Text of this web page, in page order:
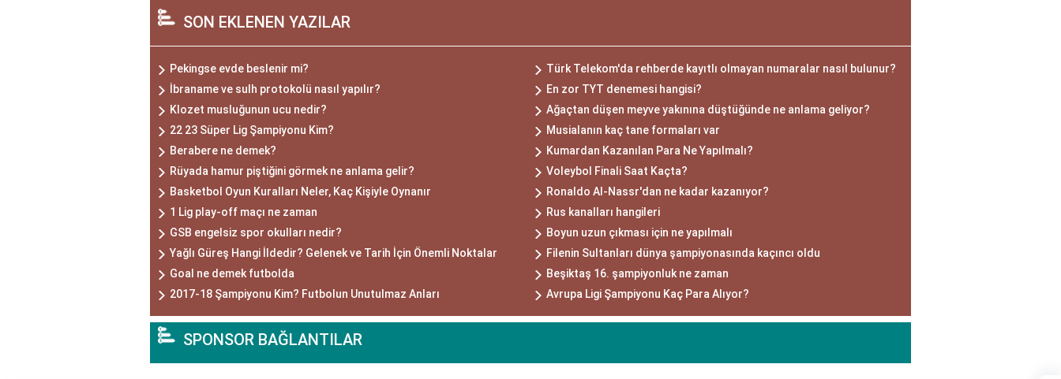
SON EKLENEN YAZILAR
Pekingse evde beslenir mi?
Türk Telekom'da rehberde kayıtlı olmayan numaralar nasıl bulunur?
İbraname ve sulh protokolü nasıl yapılır?
En zor TYT denemesi hangisi?
Klozet musluğunun ucu nedir?
Ağaçtan düşen meyve yakınına düştüğünde ne anlama geliyor?
22 23 Süper Lig Şampiyonu Kim?
Musialanın kaç tane formaları var
Berabere ne demek?
Kumardan Kazanılan Para Ne Yapılmalı?
Rüyada hamur piştiğini görmek ne anlama gelir?
Voleybol Finali Saat Kaçta?
Basketbol Oyun Kuralları Neler, Kaç Kişiyle Oynanır
Ronaldo Al-Nassr'dan ne kadar kazanıyor?
1 Lig play-off maçı ne zaman
Rus kanalları hangileri
GSB engelsiz spor okulları nedir?
Boyun uzun çıkması için ne yapılmalı
Yağlı Güreş Hangi İldedir? Gelenek ve Tarih İçin Önemli Noktalar
Filenin Sultanları dünya şampiyonasında kaçıncı oldu
Goal ne demek futbolda
Beşiktaş 16. şampiyonluk ne zaman
2017-18 Şampiyonu Kim? Futbolun Unutulmaz Anları
Avrupa Ligi Şampiyonu Kaç Para Alıyor?
SPONSOR BAĞLANTILAR